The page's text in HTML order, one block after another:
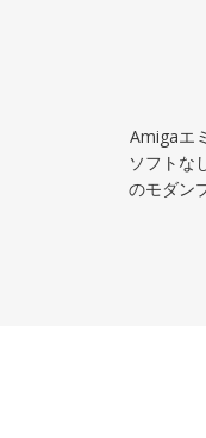
Amigaエ
ソフトな
のモダン